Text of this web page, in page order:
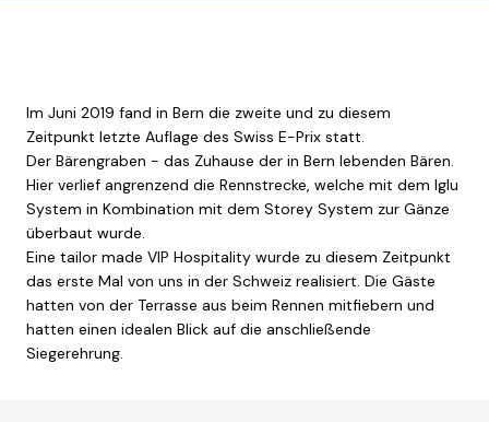
Im Juni 2019 fand in Bern die zweite und zu diesem
Zeitpunkt letzte Auflage des Swiss E-Prix statt.
Der Bärengraben - das Zuhause der in Bern lebenden Bären.
Hier verlief angrenzend die Rennstrecke, welche mit dem Iglu
System in Kombination mit dem Storey System zur Gänze
überbaut wurde.
Eine tailor made VIP Hospitality wurde zu diesem Zeitpunkt
das erste Mal von uns in der Schweiz realisiert. Die Gäste
hatten von der Terrasse aus beim Rennen mitfiebern und
hatten einen idealen Blick auf die anschließende
Siegerehrung.